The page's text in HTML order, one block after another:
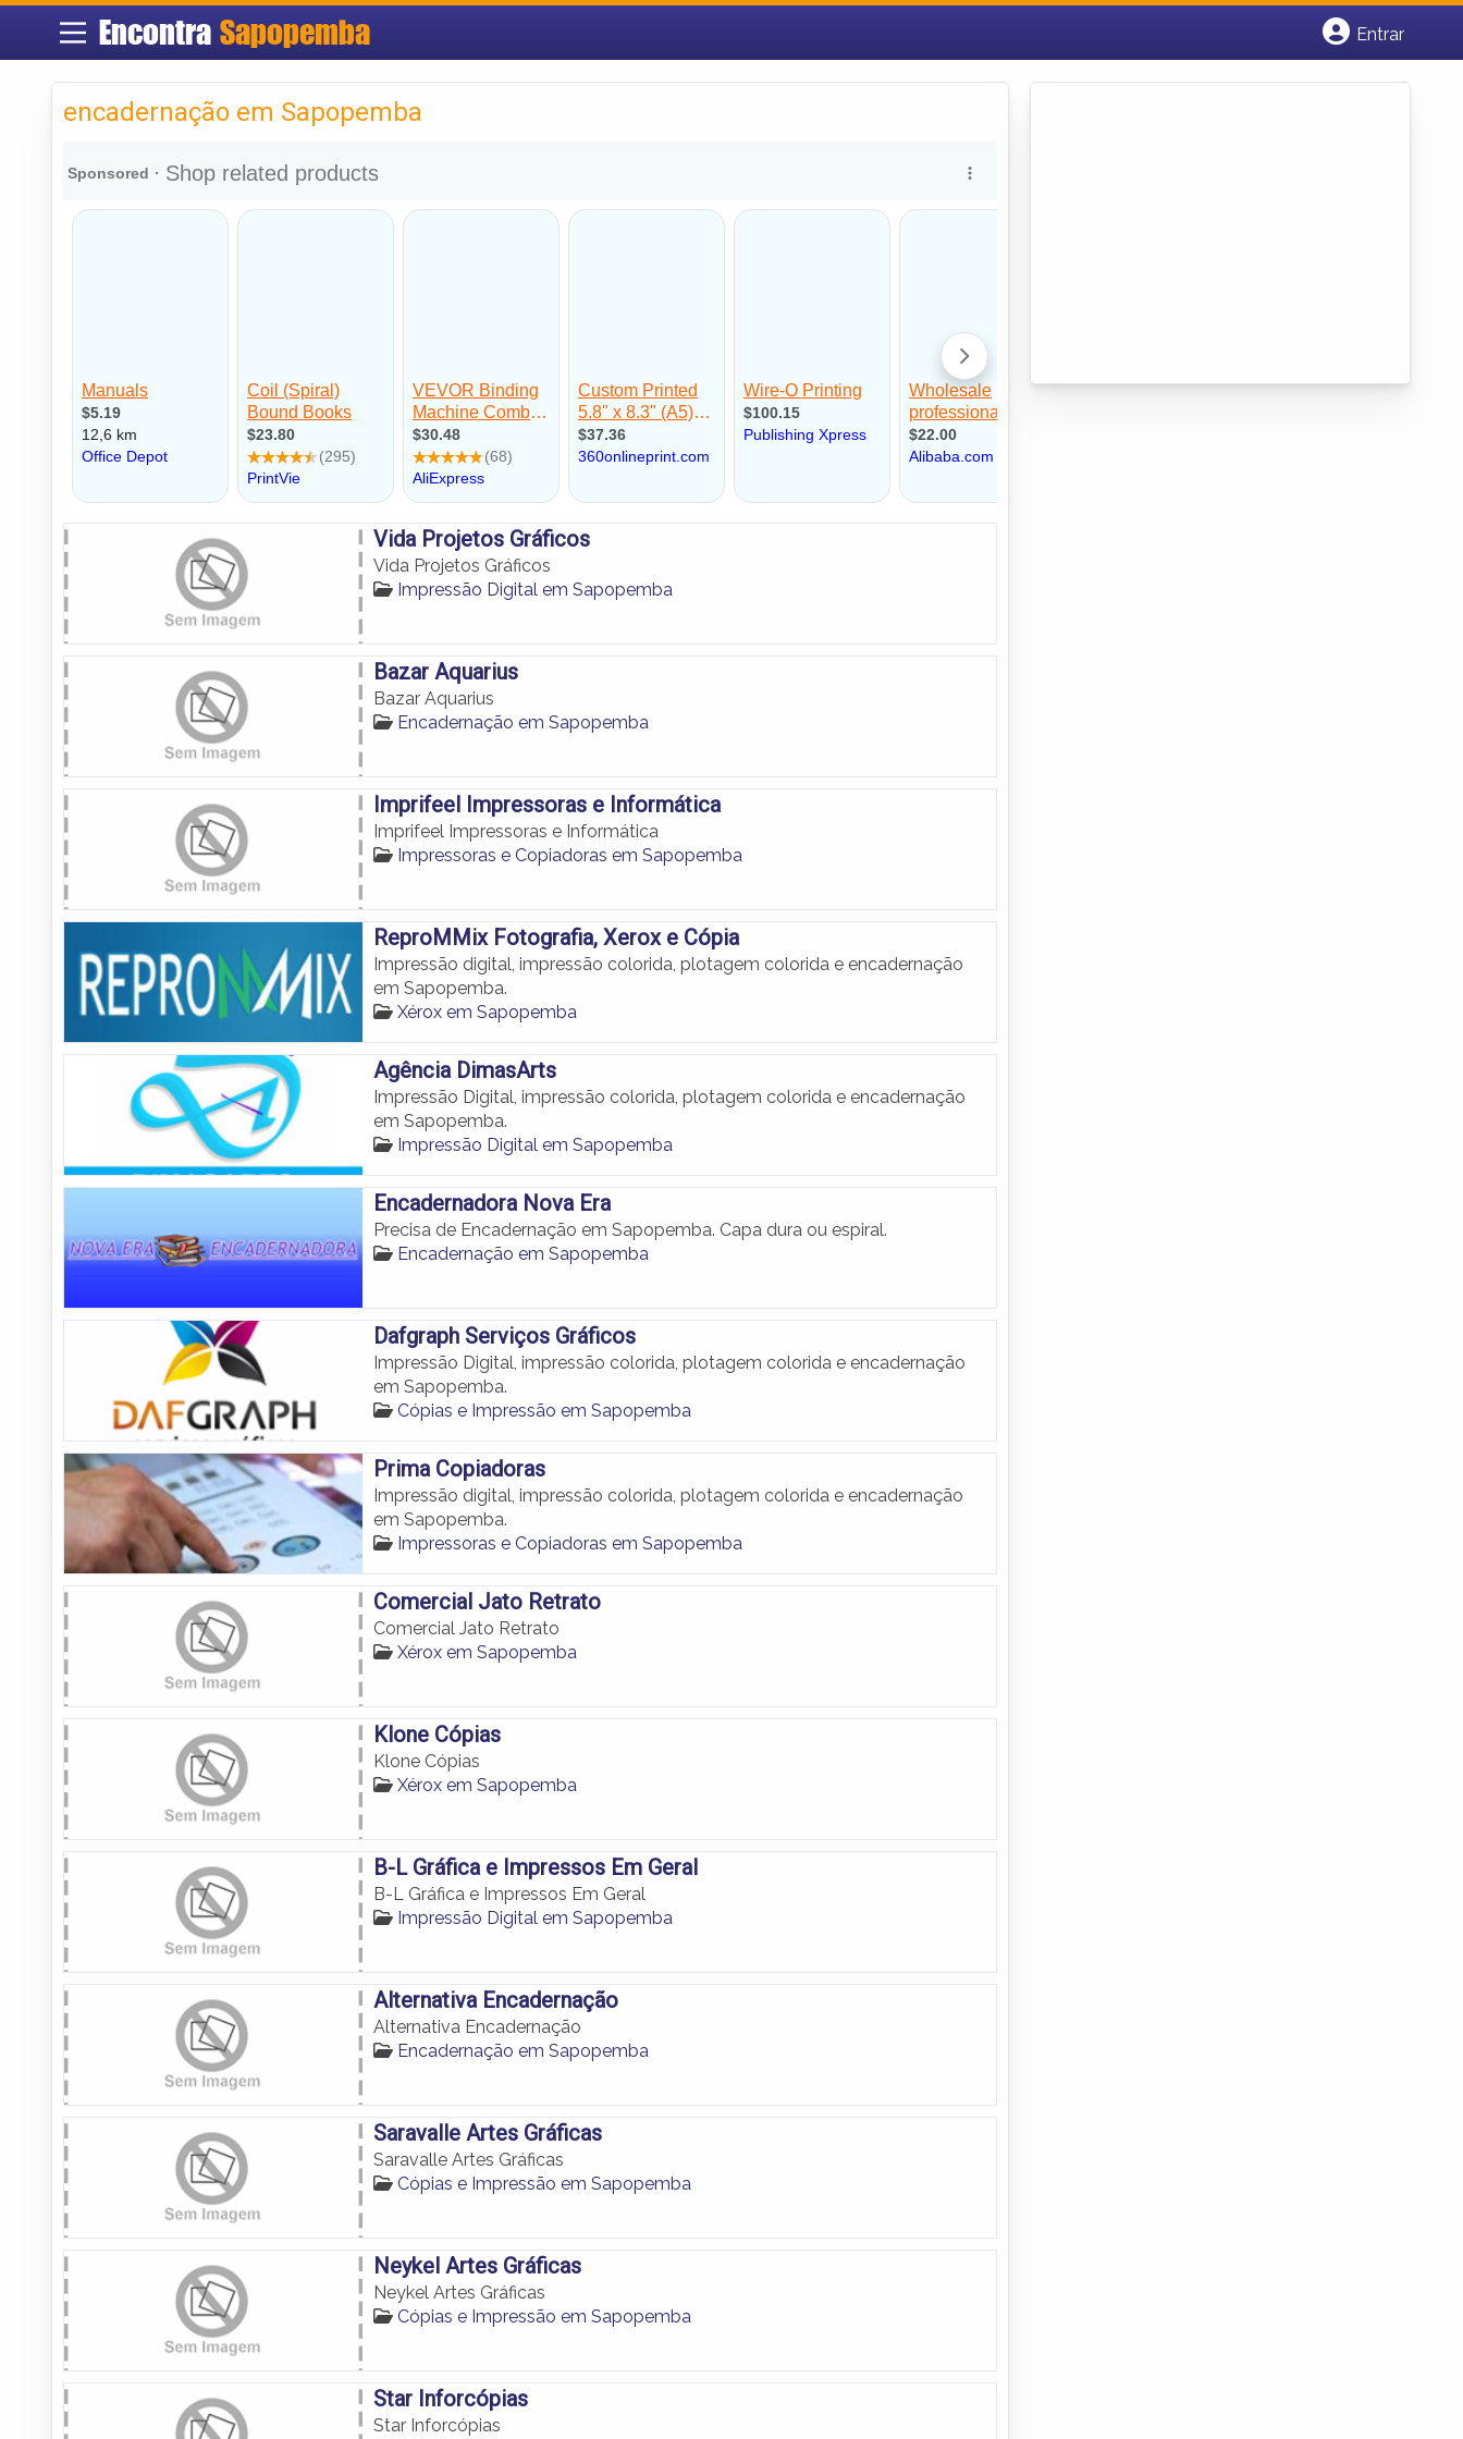
Encontra Sapopemba
Entrar
encadernação em Sapopemba
Vida Projetos Gráficos
Vida Projetos Gráficos
Impressão Digital em Sapopemba
Bazar Aquarius
Bazar Aquarius
Encadernação em Sapopemba
Imprifeel Impressoras e Informática
Imprifeel Impressoras e Informática
Impressoras e Copiadoras em Sapopemba
ReproMMix Fotografia, Xerox e Cópia
Impressão digital, impressão colorida, plotagem colorida e encadernação
em Sapopemba.
Xérox em Sapopemba
Agência DimasArts
Impressão Digital, impressão colorida, plotagem colorida e encadernação
em Sapopemba.
Impressão Digital em Sapopemba
Encadernadora Nova Era
Precisa de Encadernação em Sapopemba. Capa dura ou espiral.
Encadernação em Sapopemba
Dafgraph Serviços Gráficos
Impressão Digital, impressão colorida, plotagem colorida e encadernação
em Sapopemba.
Cópias e Impressão em Sapopemba
Prima Copiadoras
Impressão digital, impressão colorida, plotagem colorida e encadernação
em Sapopemba.
Impressoras e Copiadoras em Sapopemba
Comercial Jato Retrato
Comercial Jato Retrato
Xérox em Sapopemba
Klone Cópias
Klone Cópias
Xérox em Sapopemba
B-L Gráfica e Impressos Em Geral
B-L Gráfica e Impressos Em Geral
Impressão Digital em Sapopemba
Alternativa Encadernação
Alternativa Encadernação
Encadernação em Sapopemba
Saravalle Artes Gráficas
Saravalle Artes Gráficas
Cópias e Impressão em Sapopemba
Neykel Artes Gráficas
Neykel Artes Gráficas
Cópias e Impressão em Sapopemba
Star Inforcópias
Star Inforcópias